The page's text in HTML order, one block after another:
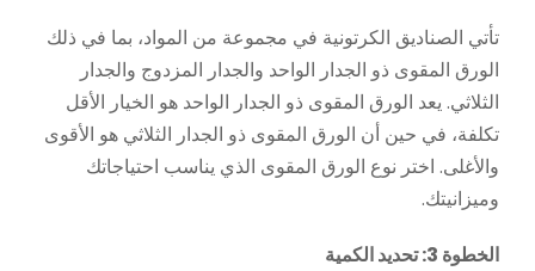
تأتي الصناديق الكرتونية في مجموعة من المواد، بما في ذلك
الورق المقوى ذو الجدار الواحد والجدار المزدوج والجدار
الثلاثي. يعد الورق المقوى ذو الجدار الواحد هو الخيار الأقل
تكلفة، في حين أن الورق المقوى ذو الجدار الثلاثي هو الأقوى
والأغلى. اختر نوع الورق المقوى الذي يناسب احتياجاتك
وميزانيتك.
الخطوة 3: تحديد الكمية